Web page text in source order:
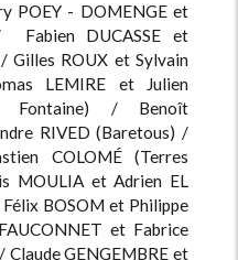
POEY - DOMENGE et
Fabien DUCASSE et
Gilles ROUX et Sylvain
LEMIRE et Julien
Fontaine) / Benoît
RIVED (Baretous) /
COLOMÉ (Terres
MOULIA et Adrien EL
BOSOM et Philippe
et Fabrice
Claude GENGEMBRE et